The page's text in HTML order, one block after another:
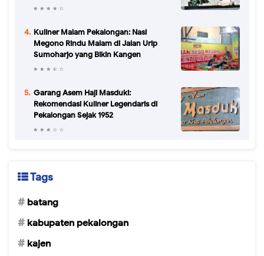
Kuliner Malam Pekalongan: Nasi
Megono Rindu Malam di Jalan Urip
Sumoharjo yang Bikin Kangen
Garang Asem Haji Masduki:
Rekomendasi Kuliner Legendaris di
Pekalongan Sejak 1952
Tags
batang
kabupaten pekalongan
kajen